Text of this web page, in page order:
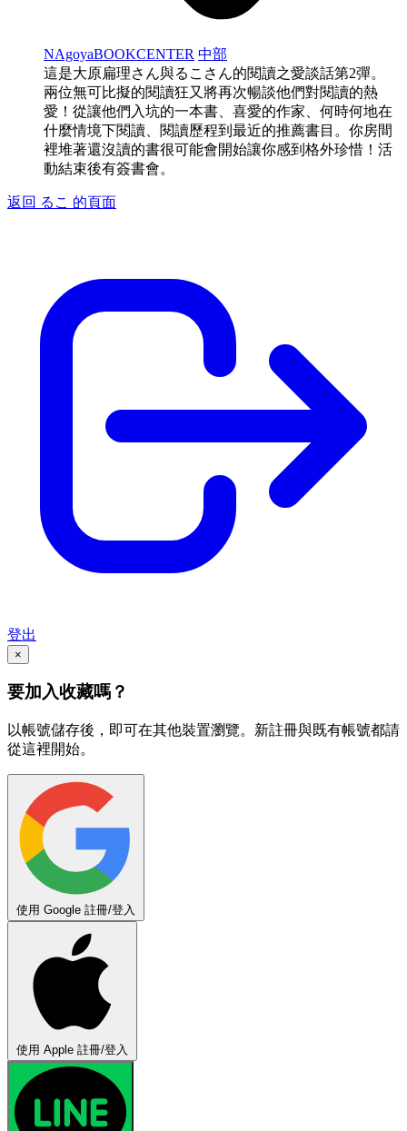
NAgoyaBOOKCENTER 中部
這是大原扁理さん與るこさん的閱讀之愛談話第2彈。
兩位無可比擬的閱讀狂又將再次暢談他們對閱讀的熱
愛！從讓他們入坑的一本書、喜愛的作家、何時何地在
什麼情境下閱讀、閱讀歷程到最近的推薦書目。你房間
裡堆著還沒讀的書很可能會開始讓你感到格外珍惜！活
動結束後有簽書會。
返回 るこ 的頁面
登出
×
要加入收藏嗎？
以帳號儲存後，即可在其他裝置瀏覽。新註冊與既有帳號都請
從這裡開始。
使用 Google 註冊/登入
使用 Apple 註冊/登入